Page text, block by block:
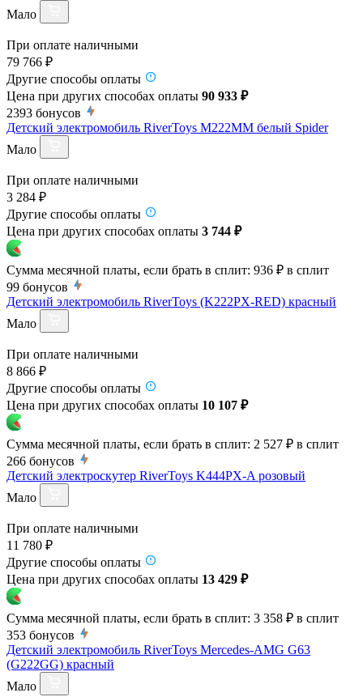
Мало
При оплате наличными
79 766 ₽
Другие способы оплаты
Цена при других способах оплаты 90 933 ₽
2393 бонусов
Детский электромобиль RiverToys M222MM белый Spider
Мало
При оплате наличными
3 284 ₽
Другие способы оплаты
Цена при других способах оплаты 3 744 ₽
Сумма месячной платы, если брать в сплит: 936 ₽ в сплит
99 бонусов
Детский электромобиль RiverToys (K222PX-RED) красный
Мало
При оплате наличными
8 866 ₽
Другие способы оплаты
Цена при других способах оплаты 10 107 ₽
Сумма месячной платы, если брать в сплит: 2 527 ₽ в сплит
266 бонусов
Детский электроскутер RiverToys K444PX-A розовый
Мало
При оплате наличными
11 780 ₽
Другие способы оплаты
Цена при других способах оплаты 13 429 ₽
Сумма месячной платы, если брать в сплит: 3 358 ₽ в сплит
353 бонусов
Детский электромобиль RiverToys Mercedes-AMG G63
(G222GG) красный
Мало